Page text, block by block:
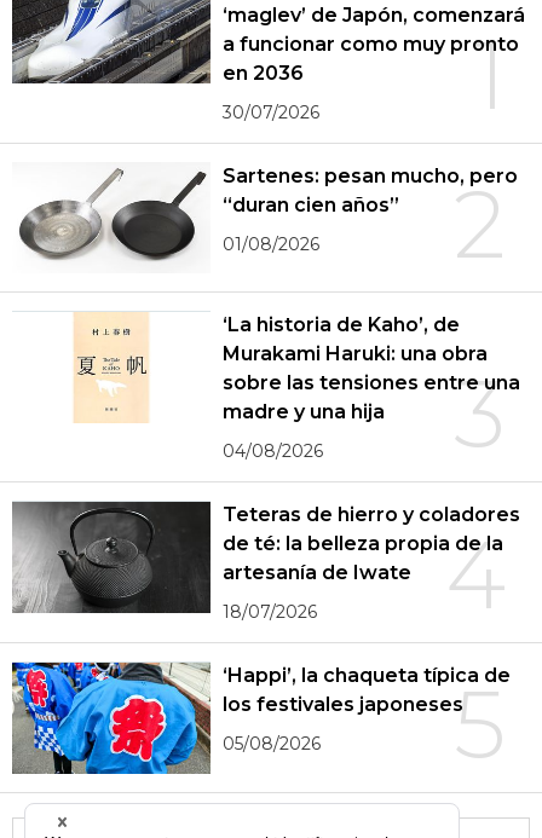
1
‘maglev’ de Japón, comenzará
a funcionar como muy pronto
en 2036
30/07/2026
2
Sartenes: pesan mucho, pero
“duran cien años”
01/08/2026
3
‘La historia de Kaho’, de
Murakami Haruki: una obra
sobre las tensiones entre una
madre y una hija
04/08/2026
4
Teteras de hierro y coladores
de té: la belleza propia de la
artesanía de Iwate
18/07/2026
5
‘Happi’, la chaqueta típica de
los festivales japoneses
05/08/2026